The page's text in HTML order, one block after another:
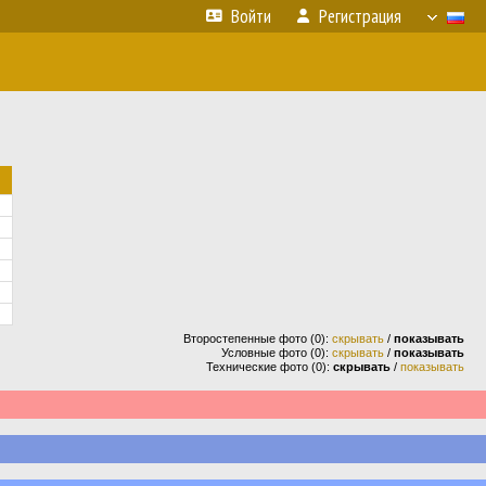
Войти Регистрация
Второстепенные фото (0): скрывать / показывать
Условные фото (0): скрывать / показывать
Технические фото (0): скрывать / показывать